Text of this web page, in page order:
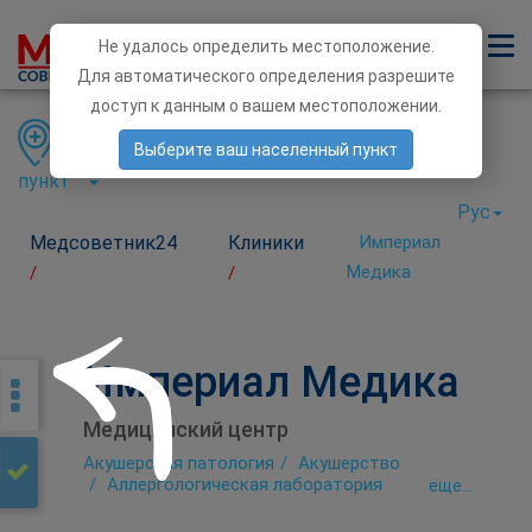
Медсоветник24
/
Клиники
/
Империал
Медика
Область Район
Населенный
пункт
Рус
Империал Медика
Медицинский центр
Акушерская патология
Акушерство
Аллергологическая лаборатория
eще...
Не удалось определить местоположение.
Для автоматического определения разрешите
доступ к данным о вашем местоположении.
Выберите ваш населенный пункт